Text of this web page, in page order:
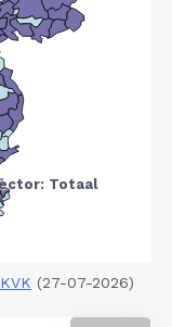
KVK (27-07-2026)